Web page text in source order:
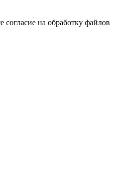
на обработку файлов